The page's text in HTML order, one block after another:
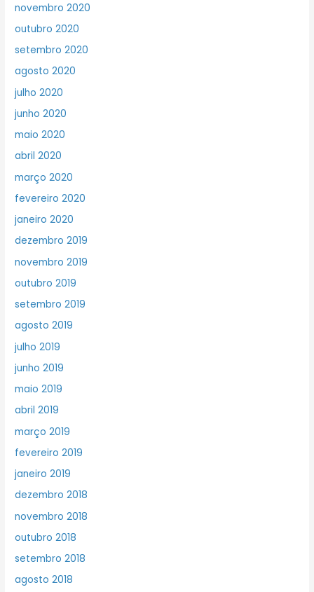
novembro 2020
outubro 2020
setembro 2020
agosto 2020
julho 2020
junho 2020
maio 2020
abril 2020
março 2020
fevereiro 2020
janeiro 2020
dezembro 2019
novembro 2019
outubro 2019
setembro 2019
agosto 2019
julho 2019
junho 2019
maio 2019
abril 2019
março 2019
fevereiro 2019
janeiro 2019
dezembro 2018
novembro 2018
outubro 2018
setembro 2018
agosto 2018